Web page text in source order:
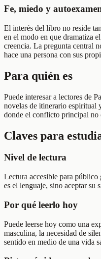
Fe, miedo y
El interés del libro no reside
en el modo en que dramatiza
creencia. La pregunta central
hace una persona con sus
Para quién es
Puede interesar a lectores de
novelas de itinerario espiritual
donde el conflicto principal
Claves para
Nivel de lectura
Lectura accesible para
es el lenguaje, sino aceptar su
Por qué leerlo hoy
Puede leerse hoy como una
masculina, la necesidad de
sentido en medio de una vida